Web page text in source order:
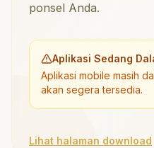
ponsel Anda.
Aplikasi Sedang
Aplikasi mobile masih
akan segera tersedia.
Lihat halaman download